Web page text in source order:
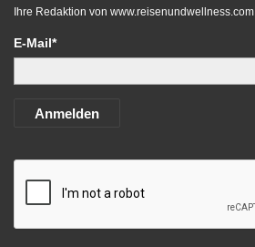
Ihre Redaktion von www.reisenundwellness.com
E-Mail*
Anmelden